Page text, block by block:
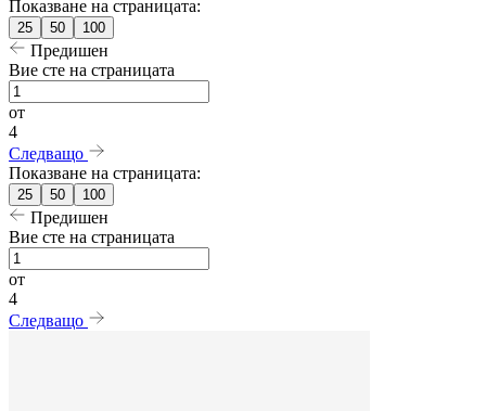
Показване на страницата:
25 50 100
Предишен
Вие сте на страницата
от
4
Следващо
Показване на страницата:
25 50 100
Предишен
Вие сте на страницата
от
4
Следващо